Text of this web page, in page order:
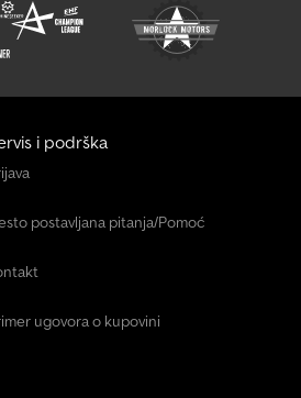
za potporu, obeleživači, dve
lima ispod utovarne površine,
V-timonska ruda (toplo
profil na ramu.
i podrška
postavljana pitanja/Pomoć
ugovora o kupovini